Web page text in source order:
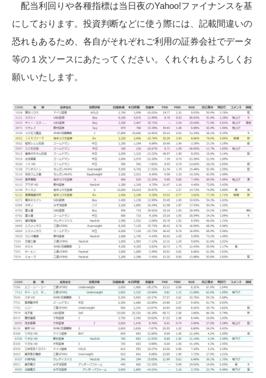
配当利回りや各種指標は当日夜のYahoo!ファイナンスを基
にしております。投資判断などに使う際には、記載間違いの
恐れもあるため、各自がそれぞれご利用の証券会社でデータ
等の１次ソースにあたってください。くれぐれもよろしくお
願いいたします。